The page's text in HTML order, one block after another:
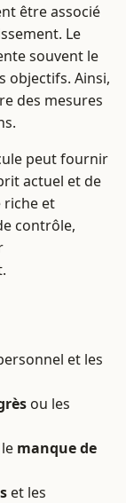
être associé
Le
souvent le
objectifs. Ainsi,
des mesures
peut fournir
actuel et de
riche et
contrôle,
et les
ou les
manque de
et les